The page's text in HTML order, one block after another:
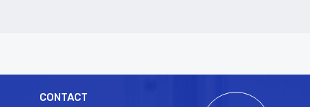
CONTACT